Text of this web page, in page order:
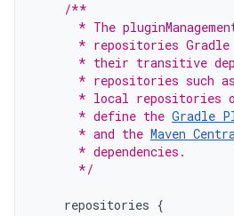
/**
* The
* repositories
* their transitive
* repositories such
* local repositories
      * define the
Gradle
      * and the
Maven
      * dependencies.
      */
repositories {